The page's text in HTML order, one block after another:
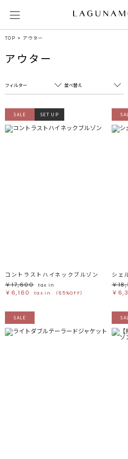
TOP アウター
アウター
フィルター
フリーワード
レッド レッド
ピンク ピンク
ミックス ミックス
この条件で絞り込
並べ替え
売れ筋順
新着順
SALE SET UP
コントラストハイネックブルゾン
￥17,600
tax in
￥6,160 tax in （65%OFF）
シェ
￥
￥
SALE